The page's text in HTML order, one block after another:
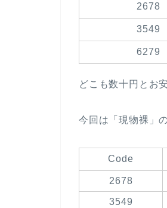
2678
3549
6279
どこも数十円とお
今回は「現物裸」
Code
2678
3549